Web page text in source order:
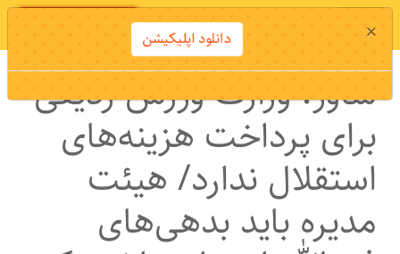
دانلود اپلیکیشن
ساور: وزارت ورزش ردیفی
برای پرداخت هزینه‌های
استقلال ندارد/ هیئت
مدیره باید بدهی‌های
× دانلود اپلیکیشن